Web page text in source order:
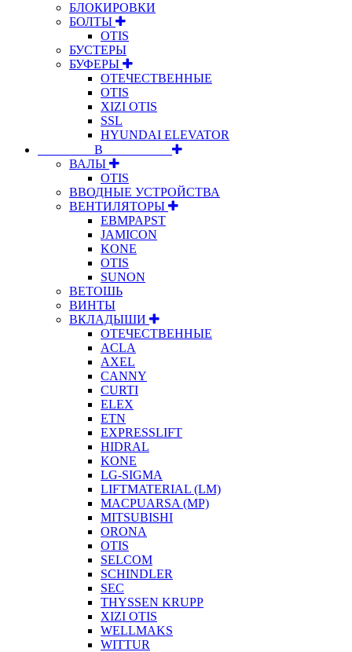
БЛОКИРОВКИ
БОЛТЫ
OTIS
БУСТЕРЫ
БУФЕРЫ
ОТЕЧЕСТВЕННЫЕ
OTIS
XIZI OTIS
SSL
HYUNDAI ELEVATOR
⠀⠀⠀⠀⠀⠀В⠀⠀⠀⠀⠀⠀⠀
ВАЛЫ
OTIS
ВВОДНЫЕ УСТРОЙСТВА
ВЕНТИЛЯТОРЫ
EBMPAPST
JAMICON
KONE
OTIS
SUNON
ВЕТОШЬ
ВИНТЫ
ВКЛАДЫШИ
ОТЕЧЕСТВЕННЫЕ
ACLA
AXEL
CANNY
CURTI
ELEX
ETN
EXPRESSLIFT
HIDRAL
KONE
LG-SIGMA
LIFTMATERIAL (LM)
MACPUARSA (MP)
MITSUBISHI
ORONA
OTIS
SELCOM
SCHINDLER
SEC
THYSSEN KRUPP
XIZI OTIS
WELLMAKS
WITTUR